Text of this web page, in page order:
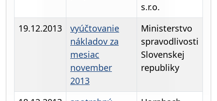
s.r.o.
19.12.2013
vyúčtovanie
nákladov za
mesiac
november
2013
Ministerstvo
spravodlivosti
Slovenskej
republiky